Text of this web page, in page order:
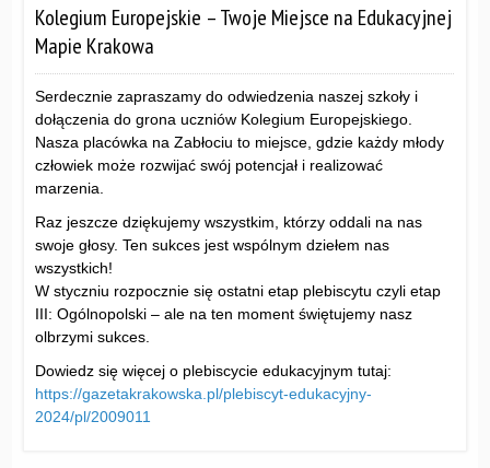
Kolegium Europejskie – Twoje Miejsce na Edukacyjnej
Mapie Krakowa
Serdecznie zapraszamy do odwiedzenia naszej szkoły i
dołączenia do grona uczniów Kolegium Europejskiego.
Nasza placówka na Zabłociu to miejsce, gdzie każdy młody
człowiek może rozwijać swój potencjał i realizować
marzenia.
Raz jeszcze dziękujemy wszystkim, którzy oddali na nas
swoje głosy. Ten sukces jest wspólnym dziełem nas
wszystkich!
W styczniu rozpocznie się ostatni etap plebiscytu czyli etap
III: Ogólnopolski – ale na ten moment świętujemy nasz
olbrzymi sukces.
Dowiedz się więcej o plebiscycie edukacyjnym tutaj:
https://gazetakrakowska.pl/plebiscyt-edukacyjny-
2024/pl/2009011